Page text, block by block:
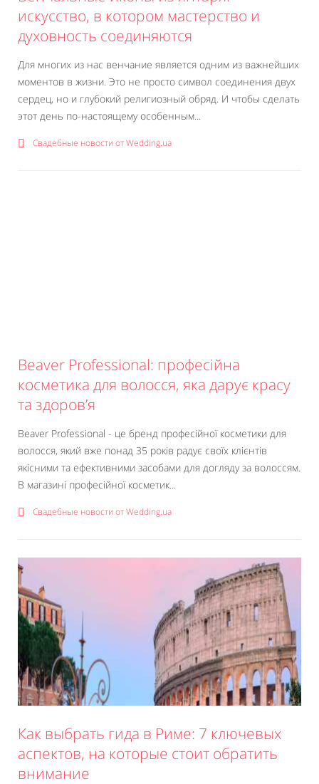
искусство, в котором мастерство и
духовность соединяются
Для многих из нас венчание является одним из важнейших
моментов в жизни. Это не просто символ соединения двух
сердец, но и глубокий религиозный обряд. И чтобы сделать
этот день по-настоящему особенным...
Свадебные новости от Wedding.ua
Beaver Professional: професійна
косметика для волосся, яка дарує красу
та здоров’я
Beaver Professional - це бренд професійної косметики для
волосся, який вже понад 35 років радує своїх клієнтів
якісними та ефективними засобами для догляду за волоссям.
В магазині професійної косметик...
Свадебные новости от Wedding.ua
Как выбрать гида в Риме: 7 ключевых
аспектов, на которые стоит обратить
внимание